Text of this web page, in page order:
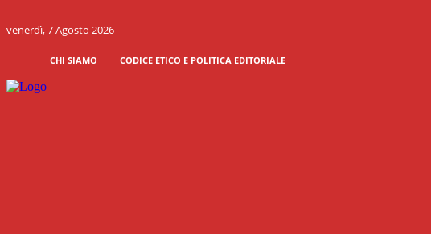
venerdì, 7 Agosto 2026
CHI SIAMO CODICE ETICO E POLITICA EDITORIALE